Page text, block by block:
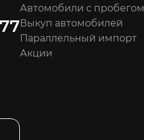
Автомобили с пробегом
Выкуп автомобилей
Параллельный импорт
Акции